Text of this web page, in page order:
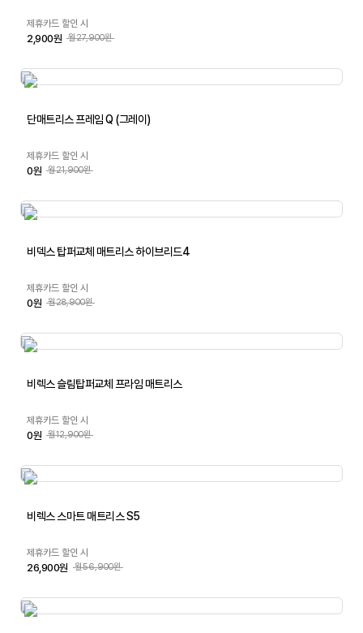
제휴카드 할인 시
2,900원 월27,900원
단매트리스 프레임 Q (그레이)
제휴카드 할인 시
0원 월21,900원
비덱스 탑퍼교체 매트리스 하이브리드4
제휴카드 할인 시
0원 월28,900원
비렉스 슬림탑퍼교체 프라임 매트리스
제휴카드 할인 시
0원 월12,900원
비렉스 스마트 매트리스 S5
제휴카드 할인 시
26,900원 월56,900원